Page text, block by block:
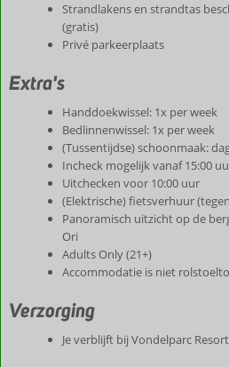
Strandlakens en strandtas
(gratis)
Privé parkeerplaats
Extra's
Handdoekwissel: 1x per week
Bedlinnenwissel: 1x per week
(Tussentijdse) schoonmaak:
Incheck mogelijk vanaf 15:00
Uitchecken voor 10:00 uur
(Elektrische) fietsverhuur
Panoramisch uitzicht op de
Ori
Adults Only (21+)
Accommodatie is niet
Verzorging
Je verblijft bij Vondelparc